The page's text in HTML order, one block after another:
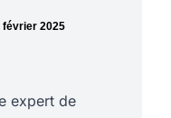
février 2025
expert de